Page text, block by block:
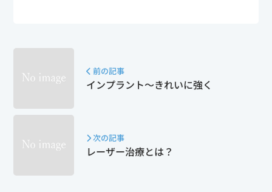
e
o
k
前の記事
インプラント～きれいに強く
次の記事
レーザー治療とは？